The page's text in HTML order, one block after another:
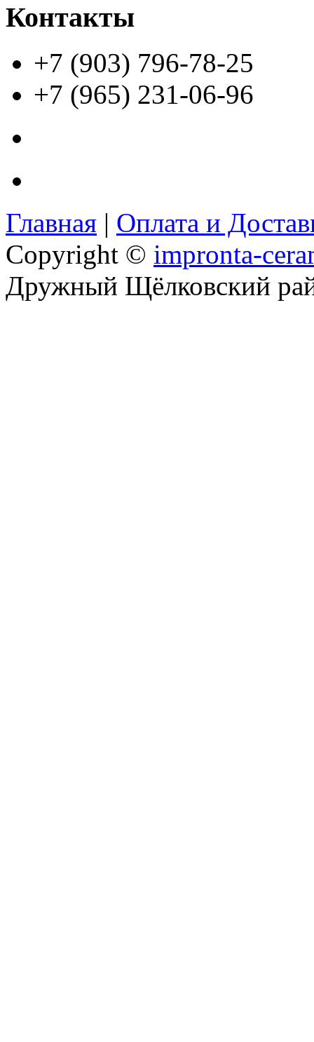
Контакты
+7 (903) 796-78-25
+7 (965) 231-06-96
Главная | Оплата и
Copyright © impronta-
Дружный Щёлковский